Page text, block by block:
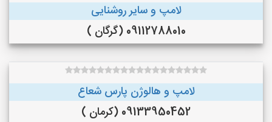
لامپ و سایر روشنایی
09112788010 (گرگان )
لامپ و هالوژن پارس شعاع
09133950452 (کرمان )